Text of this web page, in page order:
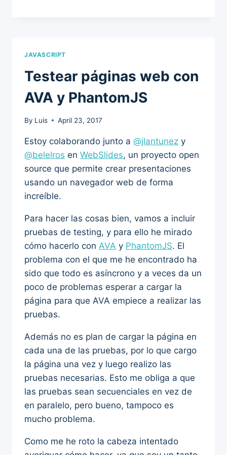
JAVASCRIPT
Testear páginas web con
AVA y PhantomJS
By Luis April 23, 2017
Estoy colaborando junto a @jlantunez y
@belelros en WebSlides, un proyecto open
source que permite crear presentaciones
usando un navegador web de forma
increíble.
Para hacer las cosas bien, vamos a incluir
pruebas de testing, y para ello he mirado
cómo hacerlo con AVA y PhantomJS. El
problema con el que me he encontrado ha
sido que todo es asíncrono y a veces da un
poco de problemas esperar a cargar la
página para que AVA empiece a realizar las
pruebas.
Además no es plan de cargar la página en
cada una de las pruebas, por lo que cargo
la página una vez y luego realizo las
pruebas necesarias. Esto me obliga a que
las pruebas sean secuenciales en vez de
en paralelo, pero bueno, tampoco es
mucho problema.
Como me he roto la cabeza intentado